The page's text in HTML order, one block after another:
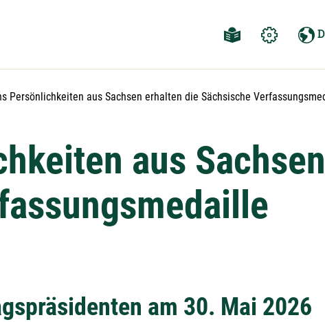
Seite:
Persönlichkeiten aus Sachsen erhalten die Sächsische
aus
am 30. Mai 2026